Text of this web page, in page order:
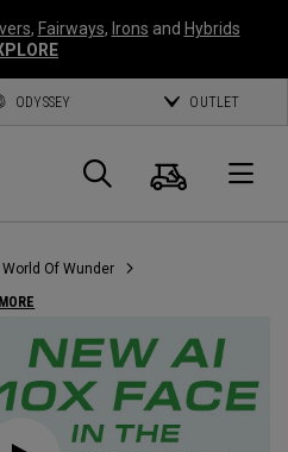
, Fairways, Irons and Hybrids
ODYSSEY OUTLET
Panier
World Of Wunder